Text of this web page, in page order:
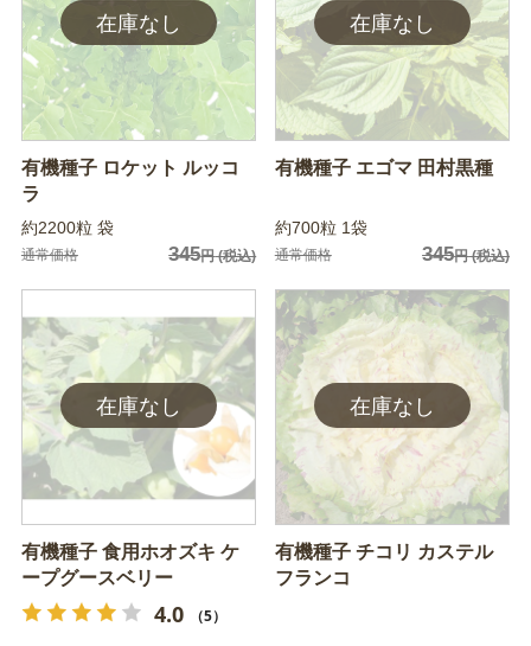
有機種子 ロケット ルッコ
ラ
約2200粒 袋
通常価格 345円(税込)
有機種子 エゴマ 田村黒種
約700粒 1袋
通常価格 345円(税込)
有機種子 食用ホオズキ ケ
ープグースベリー
4.0 （5）
有機種子 チコリ カステル
フランコ